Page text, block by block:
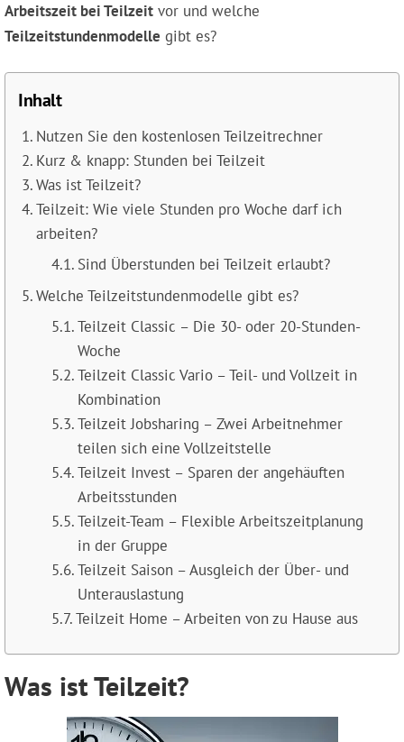
Arbeitszeit bei Teilzeit vor und welche
Teilzeitstundenmodelle gibt es?
Inhalt
Nutzen Sie den kostenlosen Teilzeitrechner
Kurz & knapp: Stunden bei Teilzeit
Was ist Teilzeit?
Teilzeit: Wie viele Stunden pro Woche darf ich
arbeiten?
Sind Überstunden bei Teilzeit erlaubt?
Welche Teilzeitstundenmodelle gibt es?
Teilzeit Classic – Die 30- oder 20-Stunden-
Woche
Teilzeit Classic Vario – Teil- und Vollzeit in
Kombination
Teilzeit Jobsharing – Zwei Arbeitnehmer
teilen sich eine Vollzeitstelle
Teilzeit Invest – Sparen der angehäuften
Arbeitsstunden
Teilzeit-Team – Flexible Arbeitszeitplanung
in der Gruppe
Teilzeit Saison – Ausgleich der Über- und
Unterauslastung
Teilzeit Home – Arbeiten von zu Hause aus
Was ist Teilzeit?